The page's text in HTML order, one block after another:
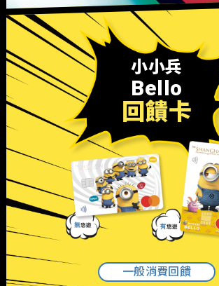
小小兵
Bello
回饋卡
一般消費回饋